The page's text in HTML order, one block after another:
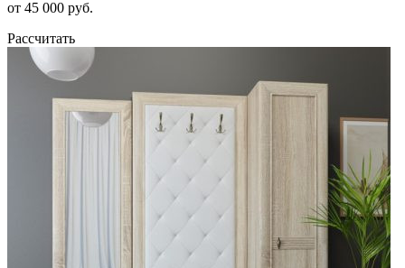
от 45 000 руб.
Рассчитать